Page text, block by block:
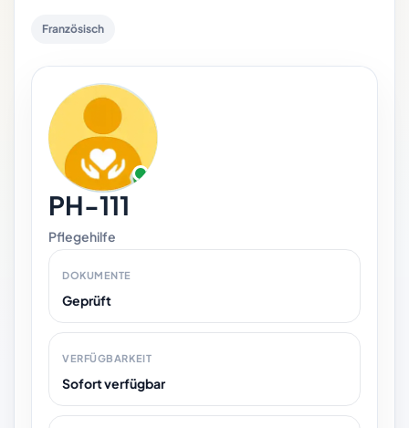
Französisch
PH-111
Pflegehilfe
DOKUMENTE
Geprüft
VERFÜGBARKEIT
Sofort verfügbar